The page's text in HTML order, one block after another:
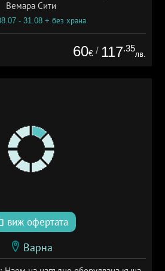
Вемара Сити
- 31.08 + без храна
60€ / 117.35
лв.
виж офертата
Варна